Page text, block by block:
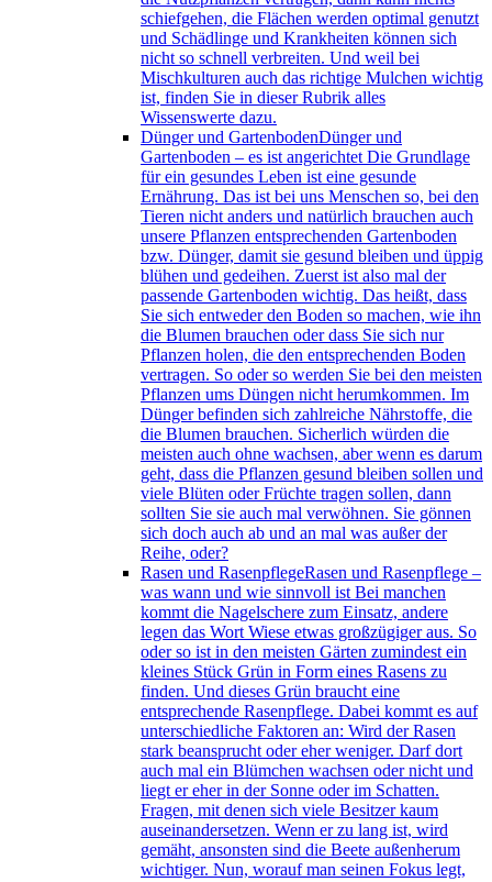
schiefgehen, die Flächen werden optimal genutzt
und Schädlinge und Krankheiten können sich
nicht so schnell verbreiten. Und weil bei
Mischkulturen auch das richtige Mulchen wichtig
ist, finden Sie in dieser Rubrik alles
Wissenswerte dazu.
Dünger und GartenbodenDünger und
Gartenboden – es ist angerichtet Die Grundlage
für ein gesundes Leben ist eine gesunde
Ernährung. Das ist bei uns Menschen so, bei den
Tieren nicht anders und natürlich brauchen auch
unsere Pflanzen entsprechenden Gartenboden
bzw. Dünger, damit sie gesund bleiben und üppig
blühen und gedeihen. Zuerst ist also mal der
passende Gartenboden wichtig. Das heißt, dass
Sie sich entweder den Boden so machen, wie ihn
die Blumen brauchen oder dass Sie sich nur
Pflanzen holen, die den entsprechenden Boden
vertragen. So oder so werden Sie bei den meisten
Pflanzen ums Düngen nicht herumkommen. Im
Dünger befinden sich zahlreiche Nährstoffe, die
die Blumen brauchen. Sicherlich würden die
meisten auch ohne wachsen, aber wenn es darum
geht, dass die Pflanzen gesund bleiben sollen und
viele Blüten oder Früchte tragen sollen, dann
sollten Sie sie auch mal verwöhnen. Sie gönnen
sich doch auch ab und an mal was außer der
Reihe, oder?
Rasen und RasenpflegeRasen und Rasenpflege –
was wann und wie sinnvoll ist Bei manchen
kommt die Nagelschere zum Einsatz, andere
legen das Wort Wiese etwas großzügiger aus. So
oder so ist in den meisten Gärten zumindest ein
kleines Stück Grün in Form eines Rasens zu
finden. Und dieses Grün braucht eine
entsprechende Rasenpflege. Dabei kommt es auf
unterschiedliche Faktoren an: Wird der Rasen
stark beansprucht oder eher weniger. Darf dort
auch mal ein Blümchen wachsen oder nicht und
liegt er eher in der Sonne oder im Schatten.
Fragen, mit denen sich viele Besitzer kaum
auseinandersetzen. Wenn er zu lang ist, wird
gemäht, ansonsten sind die Beete außenherum
wichtiger. Nun, worauf man seinen Fokus legt,